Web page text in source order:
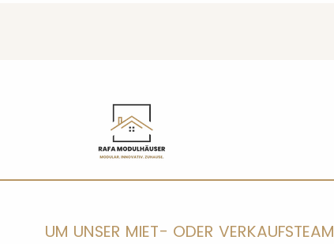
UM UNSER MIET- ODER